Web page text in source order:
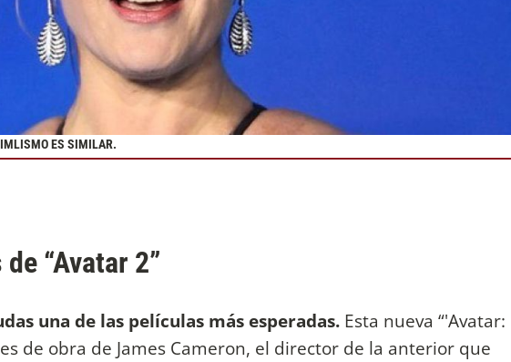
ES SIMILAR.
“Avatar 2”
una de las películas más esperadas. Esta nueva “'Avatar:
de obra de James Cameron, el director de la anterior que